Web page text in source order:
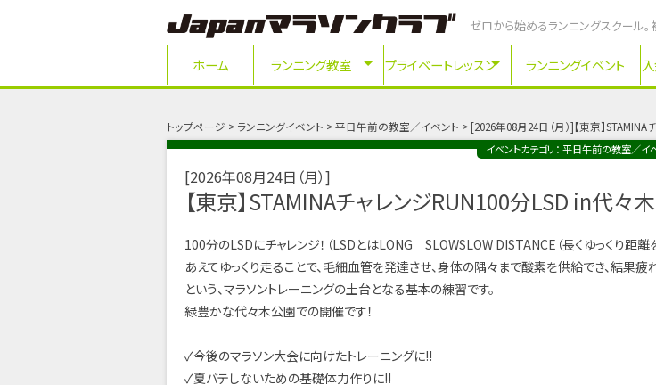
ゼロから始めるランニングスクール
ホーム ランニング教室 プライベートレッスン ランニングイベント
トップページ ランニングイベント 平日午前の教室／イベント 2026年08月24日（月） 【東京】
イベントカテゴリ： 平日午前の教室／イ
2026年08月24日（月）
【東京】STAMINAチャレンジRUN100分LSD in代々
100分のLSDにチャレンジ！（LSDとはLONG SLOWSLOW DISTANCE（長くゆっくり距離
あえてゆっくり走ることで、毛細血管を発達させ、身体の隅々まで酸素を供給でき、結果疲
という、マラソントレーニングの土台となる基本の練習です。
緑豊かな代々木公園での開催です！
✓今後のマラソン大会に向けたトレーニングに!!
✓夏バテしないための基礎体力作りに!!